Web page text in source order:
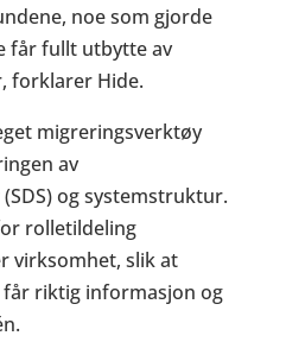
noe som gjorde
får fullt utbytte av
forklarer Hide.
migreringsverktøy
av
og systemstruktur.
rolletildeling
virksomhet, slik at
riktig informasjon og